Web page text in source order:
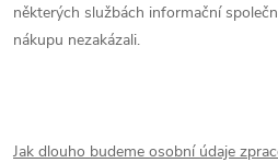
některých službách informační
nákupu nezakázali.
Jak dlouho budeme osobní údaje